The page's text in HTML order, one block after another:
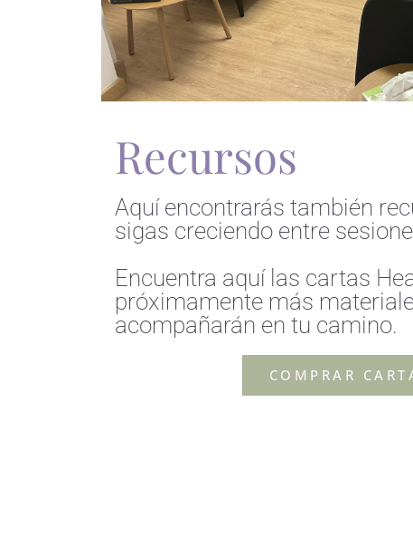
Recursos
Aquí encontrarás también
sigas creciendo entre
Encuentra aquí las cartas
próximamente más
acompañarán en tu camino.
COMPRAR